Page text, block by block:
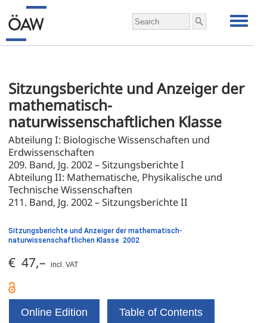
Sitzungsberichte und Anzeiger der
mathematisch-
naturwissenschaftlichen Klasse
Abteilung I: Biologische Wissenschaften und
Erdwissenschaften
209. Band, Jg. 2002 – Sitzungsberichte I
Abteilung II: Mathematische, Physikalische und
Technische Wissenschaften
211. Band, Jg. 2002 – Sitzungsberichte II
Sitzungsberichte und Anzeiger der mathematisch-
naturwissenschaftlichen Klasse 2002
€ 47,– incl. VAT
Online Edition Table of Contents